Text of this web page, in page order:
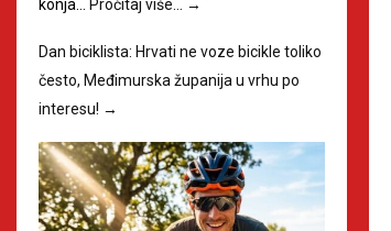
konja… Pročitaj više… →
Dan biciklista: Hrvati ne voze bicikle toliko
često, Međimurska županija u vrhu po
interesu! →